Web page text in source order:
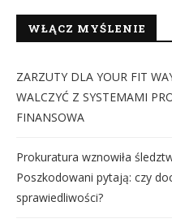
WŁĄCZ MYŚLENIE
ZARZUTY DLA YOUR FIT
WALCZYĆ Z SYSTEMAMI
FINANSOWA
Prokuratura wznowiła
Poszkodowani pytają: czy
sprawiedliwości?